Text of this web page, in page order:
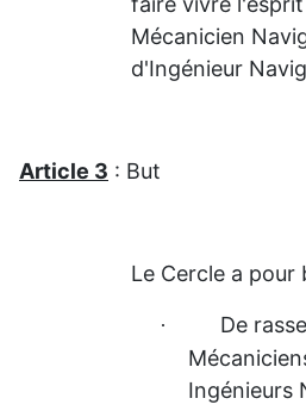
Mécanicien
d'Ingénieur
Article 3 : But
Le Cercle a pour
·
De
Ingénieurs